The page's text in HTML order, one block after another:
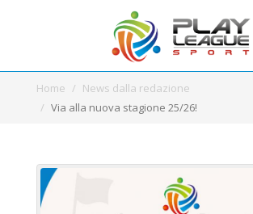
Home
News dalla redazione
Via alla nuova stagione 25/26!